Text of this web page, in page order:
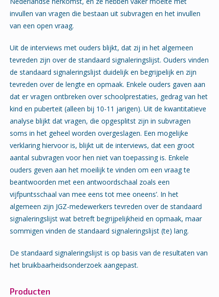
invullen van vragen die bestaan uit subvragen en het invullen
van een open vraag.
Uit de interviews met ouders blijkt, dat zij in het algemeen
tevreden zijn over de standaard signaleringslijst. Ouders vinden
de standaard signaleringslijst duidelijk en begrijpelijk en zijn
tevreden over de lengte en opmaak. Enkele ouders gaven aan
dat er vragen ontbreken over schoolprestaties, gedrag van het
kind en puberteit (alleen bij 10-11 jarigen). Uit de kwantitatieve
analyse blijkt dat vragen, die opgesplitst zijn in subvragen
soms in het geheel worden overgeslagen. Een mogelijke
verklaring hiervoor is, blijkt uit de interviews, dat een groot
aantal subvragen voor hen niet van toepassing is. Enkele
ouders geven aan het moeilijk te vinden om een vraag te
beantwoorden met een antwoordschaal zoals een
vijfpuntsschaal van mee eens tot mee oneens’. In het
algemeen zijn JGZ-medewerkers tevreden over de standaard
signaleringslijst wat betreft begrijpelijkheid en opmaak, maar
sommigen vinden de standaard signaleringslijst (te) lang.
De standaard signaleringslijst is op basis van de resultaten van
het bruikbaarheidsonderzoek aangepast.
Producten